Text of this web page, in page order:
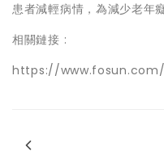
患者減輕病情，為減少老年
相關鏈接 :
https://www.fosun.com/